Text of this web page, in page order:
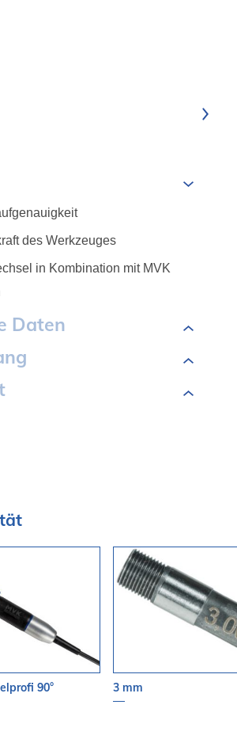
des Werkzeuges
in Kombination mit MVK
Daten
90° 3 mm